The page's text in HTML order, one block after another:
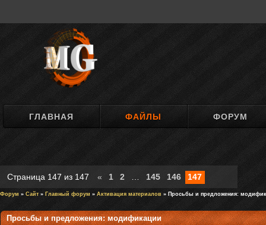
ГЛАВНАЯ ФАЙЛЫ ФОРУМ
Страница 147 из 147 « 1 2 145 146 147
Форум » Сайт» Главный форум » Активация материалов » Просьбы и предложения:
Просьбы и предложения: модификации